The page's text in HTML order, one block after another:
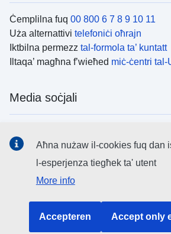
Ċemplilna fuq 00 800 6 7 8 9 10 11
Uża alternattivi telefoniċi oħrajn
Iktbilna permezz tal-formola ta’ kuntatt
Iltaqa’ magħna f’wieħed miċ-ċentri tal-
Media soċjali
L-istituzzjonijiet u l-korpi tal-UE
Aħna nużaw il-cookies fuq dan
l-esperjenza tiegħek ta' utent
More info
Accepteren Accept only